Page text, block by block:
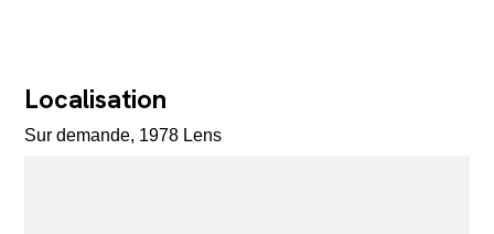
Localisation
Sur demande, 1978 Lens